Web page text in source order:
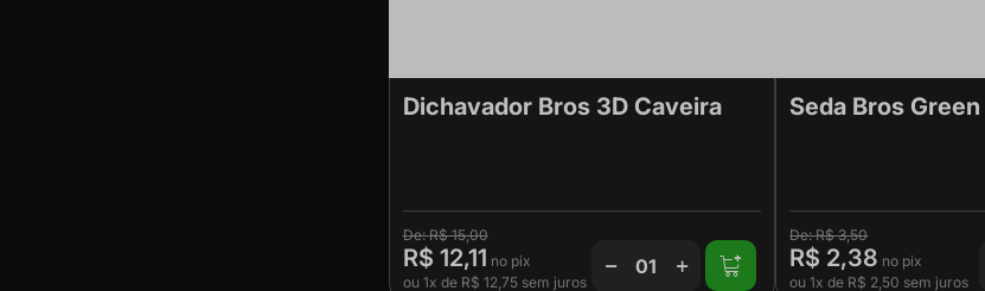
Dichavador Bros 3D Caveira
R$ 15,00
R$ 12,11
ou 1x de R$ 12,75sem juros
Seda Bros
R$ 3,50
R$ 2,38
ou1x de R$ 2,50 sem juros